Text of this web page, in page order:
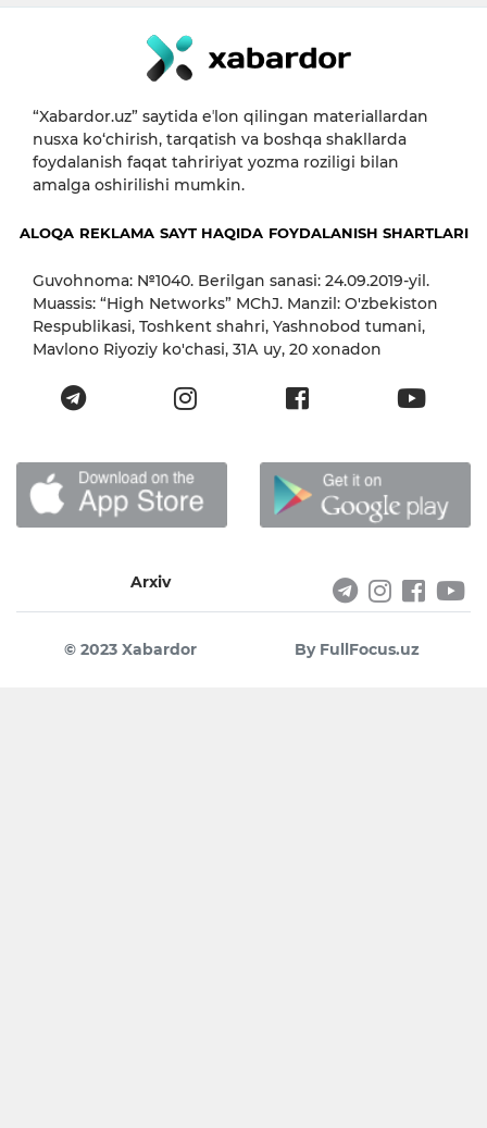
“Xabardor.uz” saytida eʼlon qilingan materiallardan
nusxa ko‘chirish, tarqatish va boshqa shakllarda
foydalanish faqat tahririyat yozma roziligi bilan
amalga oshirilishi mumkin.
ALOQA REKLAMA SAYT HAQIDA FOYDALANISH SHARTLARI
Guvohnoma: №1040. Berilgan sanasi: 24.09.2019-yil.
Muassis: “High Networks” MChJ. Manzil: O'zbekiston
Respublikasi, Toshkent shahri, Yashnobod tumani,
Mavlono Riyoziy ko'chasi, 31А uy, 20 xonadon
Arxiv
© 2023 Xabardor By FullFocus.uz